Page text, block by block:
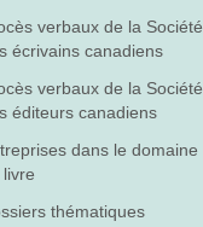
verbaux de la Société
écrivains canadiens
verbaux de la Société
éditeurs canadiens
dans le domaine
thématiques